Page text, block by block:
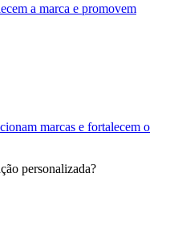
a marca e promovem
marcas e fortalecem o
personalizada?